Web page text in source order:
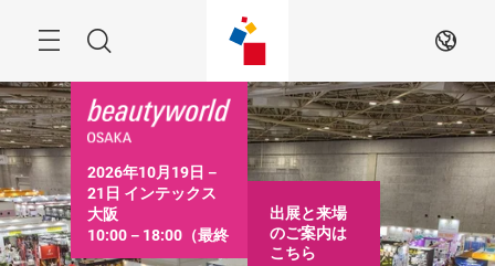
す
る
索
JA
2026年10月19日－
21日 インテックス
大阪
10:00－18:00（最終
日は16:30まで）
出展と来場
のご案内は
こちら